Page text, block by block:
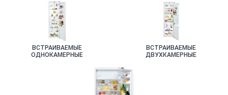
ВСТРАИВАЕМЫЕ
ОДНОКАМЕРНЫЕ
ВСТРАИВАЕМЫЕ
ДВУХКАМЕРНЫЕ